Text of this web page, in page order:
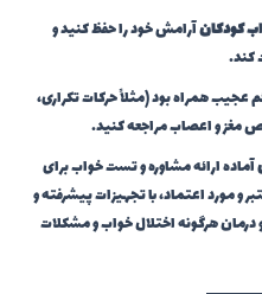
کودکانآرامش خود را حفظ کنید و
کند.
عجیب همراه بود (مثلاً حرکات تکراری،
و اعصاب مراجعه کنید.
آماده ارائه مشاوره و تست خواب برای
و مورد اعتماد، با تجهیزات پیشرفته و
هرگونه اختلال خواب و مشکلات